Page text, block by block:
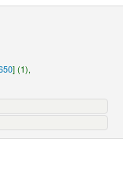
] (1),